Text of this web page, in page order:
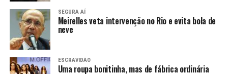
SEGURA AÍ
Meirelles veta intervenção no Rio e evita bola de
neve
ESCRAVIDÃO
Uma roupa bonitinha, mas de fábrica ordinária